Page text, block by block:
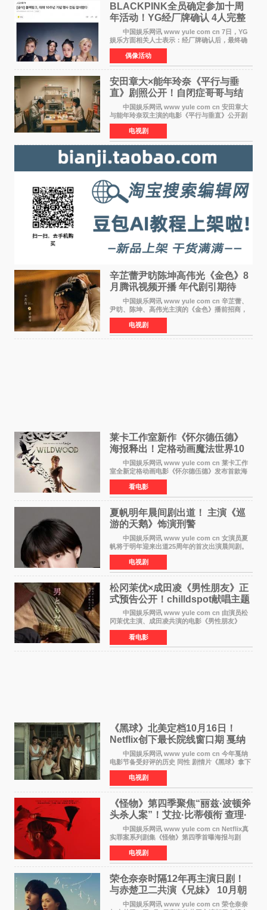
BLACKPINK全员确定参加十周
年活动！YG经厂牌确认 4人完整
体合体成行
中国娱乐网讯 www yule com cn 7日，YG
娱乐方面相关人士表示：经厂牌确认后，最终确
定4名成员均将出席。YG方面最终确认了智秀、
JENNIE、ROS&Eacute;、LISA四位
BLACKPINK成员全员出席，使组
偶像活动
安田章大×能年玲奈《平行与垂
直》剧照公开！自闭症哥哥与结
婚前夕妹妹直面未来
中国娱乐网讯 www yule com cn 安田章大
与能年玲奈双主演的电影《平行与垂直》公开剧
照，该片将于8月28日上映。 本片围绕患有自
闭症谱系障碍的哥哥大贵（安田章大 饰）与即将
结婚的妹妹
电视剧
辛芷蕾尹昉陈坤高伟光《金色》8
月腾讯视频开播 年代剧引期待
中国娱乐网讯 www yule com cn 辛芷蕾、
尹昉、陈坤、高伟光主演的《金色》播前招商，
预计8月腾讯视频开播。这部年代剧汇集了众多实
力派演员，阵容强大，引发了观众的广泛关
注。 《金色》
电视剧
莱卡工作室新作《怀尔德伍德》
海报释出！定格动画魔法世界10
月开启
中国娱乐网讯 www yule com cn 莱卡工作
室全新定格动画电影《怀尔德伍德》发布首款海
报，女孩为找回弟弟走入黑暗、宏大的林中魔法
世界，一场关于勇气与亲情的奇幻冒险即将展
开。 本片由特
看电影
夏帆明年晨间剧出道！ 主演《巡
游的天鹅》饰演刑警
中国娱乐网讯 www yule com cn 女演员夏
帆将于明年迎来出道25周年的首次出演晨间剧。
NHK于8月4日宣布她将出演明年（2027年度）上
半期的晨间剧《巡游的天鹅》，饰演与女主角森
田望智饰演的生
电视剧
松冈茉优×成田凌《男性朋友》正
式预告公开！chilldspot献唱主题
中国娱乐网讯 www yule com cn 由演员松
冈茉优主演、成田凌共演的电影《男性朋友》
（三岛有纪子执导，11月6日上映）于8月5日公开
正式视觉图与正式预告片。同时，三人乐队
chilldspot为该片创
看电影
《黑球》北美定档10月16日！
Netflix创下最长院线窗口期 戛纳
最佳导演加持
中国娱乐网讯 www yule com cn 今年戛纳
电影节备受好评的历史 同性 剧情片《黑球》拿下
Netflix美国发行电影的最长院线放映期——该片
最新定档今年10月16日美国影院上映（此前定档
11月6日，如
电视剧
《怪物》第四季聚焦“丽兹·波顿斧
头杀人案”！艾拉·比蒂领衔 查理·
汉纳姆、莎拉·保
中国娱乐网讯 www yule com cn Netflix真
实罪案系列剧集《怪物》第四季首曝海报与剧
照，聚焦鹅妈妈童谣亦有记载的著名血腥杀人案
——丽兹·波顿砍死生父与继母案。 本季由艾
拉·比蒂饰
电视剧
荣仓奈奈时隔12年再主演日剧！
与赤楚卫二共演《兄妹》 10月朝
日新档开播
中国娱乐网讯 www yule com cn 荣仓奈奈